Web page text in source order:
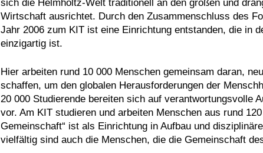
sich die Helmholtz-Welt traditionell an den großen und
Wirtschaft ausrichtet. Durch den Zusammenschluss des
Jahr 2006 zum KIT ist eine Einrichtung entstanden, die in
einzigartig ist.
Hier arbeiten rund 10 000 Menschen gemeinsam daran,
schaffen, um den globalen Herausforderungen der
20 000 Studierende bereiten sich auf verantwortungsvolle
vor. Am KIT studieren und arbeiten Menschen aus rund
Gemeinschaft“ ist als Einrichtung in Aufbau und
vielfältig sind auch die Menschen, die die Gemeinschaft